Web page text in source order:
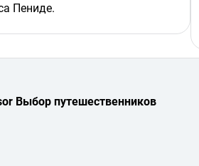
Пениде.
Выбор путешественников